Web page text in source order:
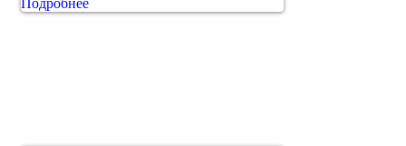
Подробнее